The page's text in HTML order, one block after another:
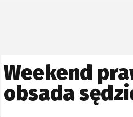
Weekend
obsada